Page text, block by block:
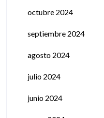
octubre 2024
septiembre 2024
agosto 2024
julio 2024
junio 2024